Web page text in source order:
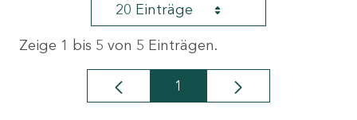
20 Einträge
Zeige 1 bis 5 von 5 Einträgen.
Seite
1